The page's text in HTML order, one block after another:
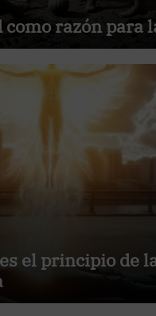
como razón para
el principio de